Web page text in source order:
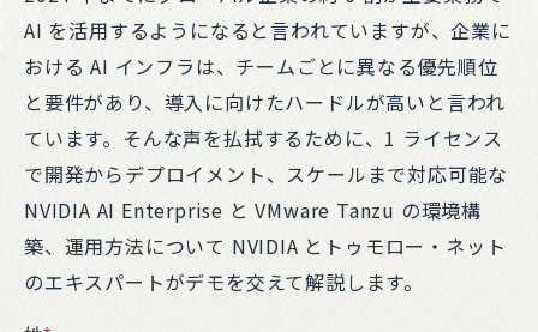
AI を活用するようになると言われていますが、企業に
おける AI インフラは、チームごとに異なる優先順位
と要件があり、導入に向けたハードルが高いと言われ
ています。そんな声を払拭するために、1 ライセンス
で開発からデプロイメント、スケールまで対応可能な
NVIDIA AI Enterprise と VMware Tanzu の環境構
築、運用方法について NVIDIA とトゥモロー・ネット
のエキスパートがデモを交えて解説します。